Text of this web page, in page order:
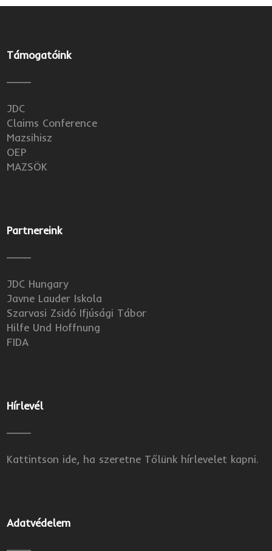
Támogatóink
JDC
Claims Conference
Mazsihisz
OEP
MAZSÖK
Partnereink
JDC Hungary
Javne Lauder Iskola
Szarvasi Zsidó Ifjúsági Tábor
Hilfe Und Hoffnung
FIDA
Hírlevél
Kattintson ide, ha szeretne Tőlünk hírlevelet kapni.
Adatvédelem